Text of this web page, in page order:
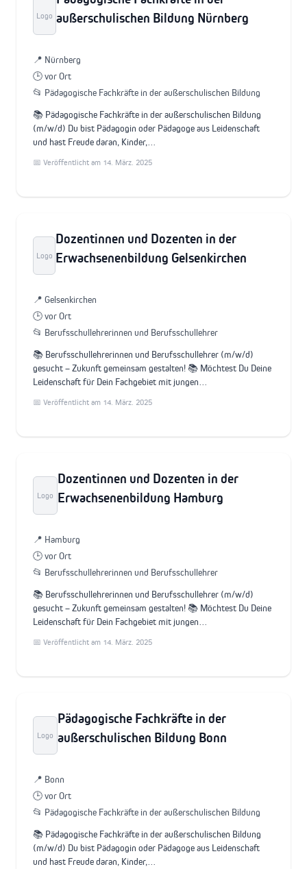
Logo außerschulischen Bildung Nürnberg
📍 Nürnberg
🕒 vor Ort
📂 Pädagogische Fachkräfte in der außerschulischen Bildung
📚 Pädagogische Fachkräfte in der außerschulischen Bildung
(m/w/d) Du bist Pädagogin oder Pädagoge aus Leidenschaft
und hast Freude daran, Kinder,…
📅 Veröffentlicht am 14. März. 2025
Logo
Dozentinnen und Dozenten in der
Erwachsenenbildung Gelsenkirchen
📍 Gelsenkirchen
🕒 vor Ort
📂 Berufsschullehrerinnen und Berufsschullehrer
📚 Berufsschullehrerinnen und Berufsschullehrer (m/w/d)
gesucht – Zukunft gemeinsam gestalten! 📚 Möchtest Du Deine
Leidenschaft für Dein Fachgebiet mit jungen…
📅 Veröffentlicht am 14. März. 2025
Logo
Dozentinnen und Dozenten in der
Erwachsenenbildung Hamburg
📍 Hamburg
🕒 vor Ort
📂 Berufsschullehrerinnen und Berufsschullehrer
📚 Berufsschullehrerinnen und Berufsschullehrer (m/w/d)
gesucht – Zukunft gemeinsam gestalten! 📚 Möchtest Du Deine
Leidenschaft für Dein Fachgebiet mit jungen…
📅 Veröffentlicht am 14. März. 2025
Logo
Pädagogische Fachkräfte in der
außerschulischen Bildung Bonn
📍 Bonn
🕒 vor Ort
📂 Pädagogische Fachkräfte in der außerschulischen Bildung
📚 Pädagogische Fachkräfte in der außerschulischen Bildung
(m/w/d) Du bist Pädagogin oder Pädagoge aus Leidenschaft
und hast Freude daran, Kinder,…